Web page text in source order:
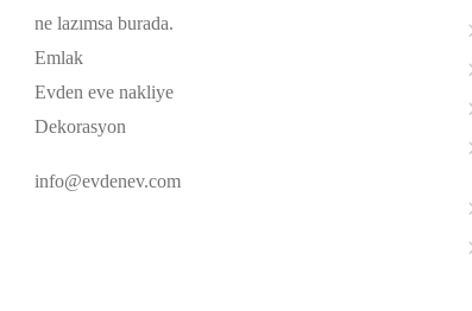
ne lazımsa burada.
Emlak
Evden eve nakliye
Dekorasyon
info@evdenev.com